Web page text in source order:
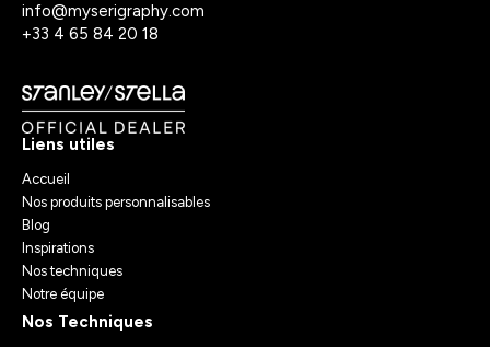
info@myserigraphy.com
+33 4 65 84 20 18
Liens utiles
Accueil
Nos produits personnalisables
Blog
Inspirations
Nos techniques
Notre équipe
Nos Techniques